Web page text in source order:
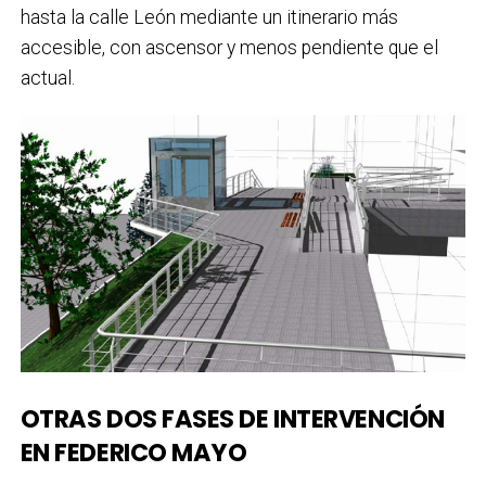
hasta la calle León mediante un itinerario más
accesible, con ascensor y menos pendiente que el
actual.
OTRAS DOS FASES DE INTERVENCIÓN
EN FEDERICO MAYO